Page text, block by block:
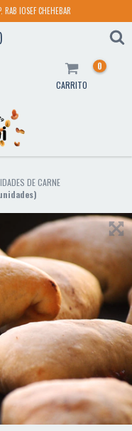
IOSEF CHEHEBAR
CARRITO
0
DE CARNE